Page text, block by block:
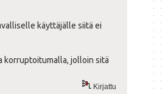
käyttäjälle siitä ei
korruptoitumalla, jolloin sitä
Kirjattu